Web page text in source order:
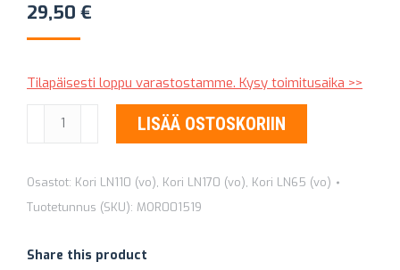
29,50 €
Tilapäisesti loppu varastostamme. Kysy toimitusaika >>
ETUOVEN
SARANA
VASEN
ALA
määrä
LISÄÄ OSTOSKORIIN
Osastot: Kori LN110 (vo), Kori LN170 (vo), Kori LN65 (vo)
Tuotetunnus (SKU): MOR001519
Share this product